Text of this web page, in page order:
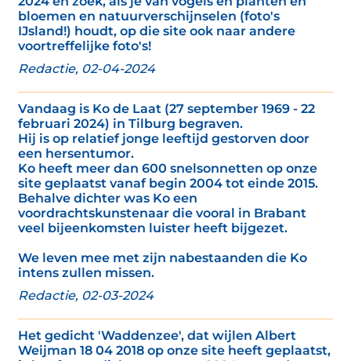
bloemen en natuurverschijnselen (foto's
IJsland!) houdt, op die site ook naar andere
voortreffelijke foto's!
Redactie, 02-04-2024
Vandaag is Ko de Laat (27 september 1969 - 22
februari 2024) in Tilburg begraven.
Hij is op relatief jonge leeftijd gestorven door
een hersentumor.
Ko heeft meer dan 600 snelsonnetten op onze
site geplaatst vanaf begin 2004 tot einde 2015.
Behalve dichter was Ko een
voordrachtskunstenaar die vooral in Brabant
veel bijeenkomsten luister heeft bijgezet.
We leven mee met zijn nabestaanden die Ko
intens zullen missen.
Redactie, 02-03-2024
Het gedicht 'Waddenzee', dat wijlen Albert
Weijman 18 04 2018 op onze site heeft geplaatst,